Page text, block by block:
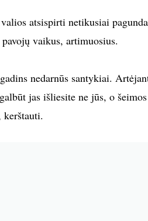
atsispirti netikusiai
vaikus, artimuosius.
nedarnūs santykiai.
jas išliesite ne jūs, o šeimos
kerštauti.